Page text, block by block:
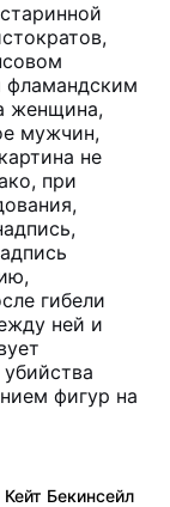
фламандским
женщина,
мужчин,
не
при
гибели
ней и
фигур на
Кейт Бекинсейл